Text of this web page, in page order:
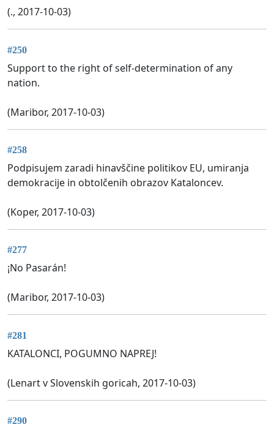
(., 2017-10-03)
#250
Support to the right of self-determination of any
nation.
(Maribor, 2017-10-03)
#258
Podpisujem zaradi hinavščine politikov EU, umiranja
demokracije in obtolčenih obrazov Kataloncev.
(Koper, 2017-10-03)
#277
¡No Pasarán!
(Maribor, 2017-10-03)
#281
KATALONCI, POGUMNO NAPREJ!
(Lenart v Slovenskih goricah, 2017-10-03)
#290